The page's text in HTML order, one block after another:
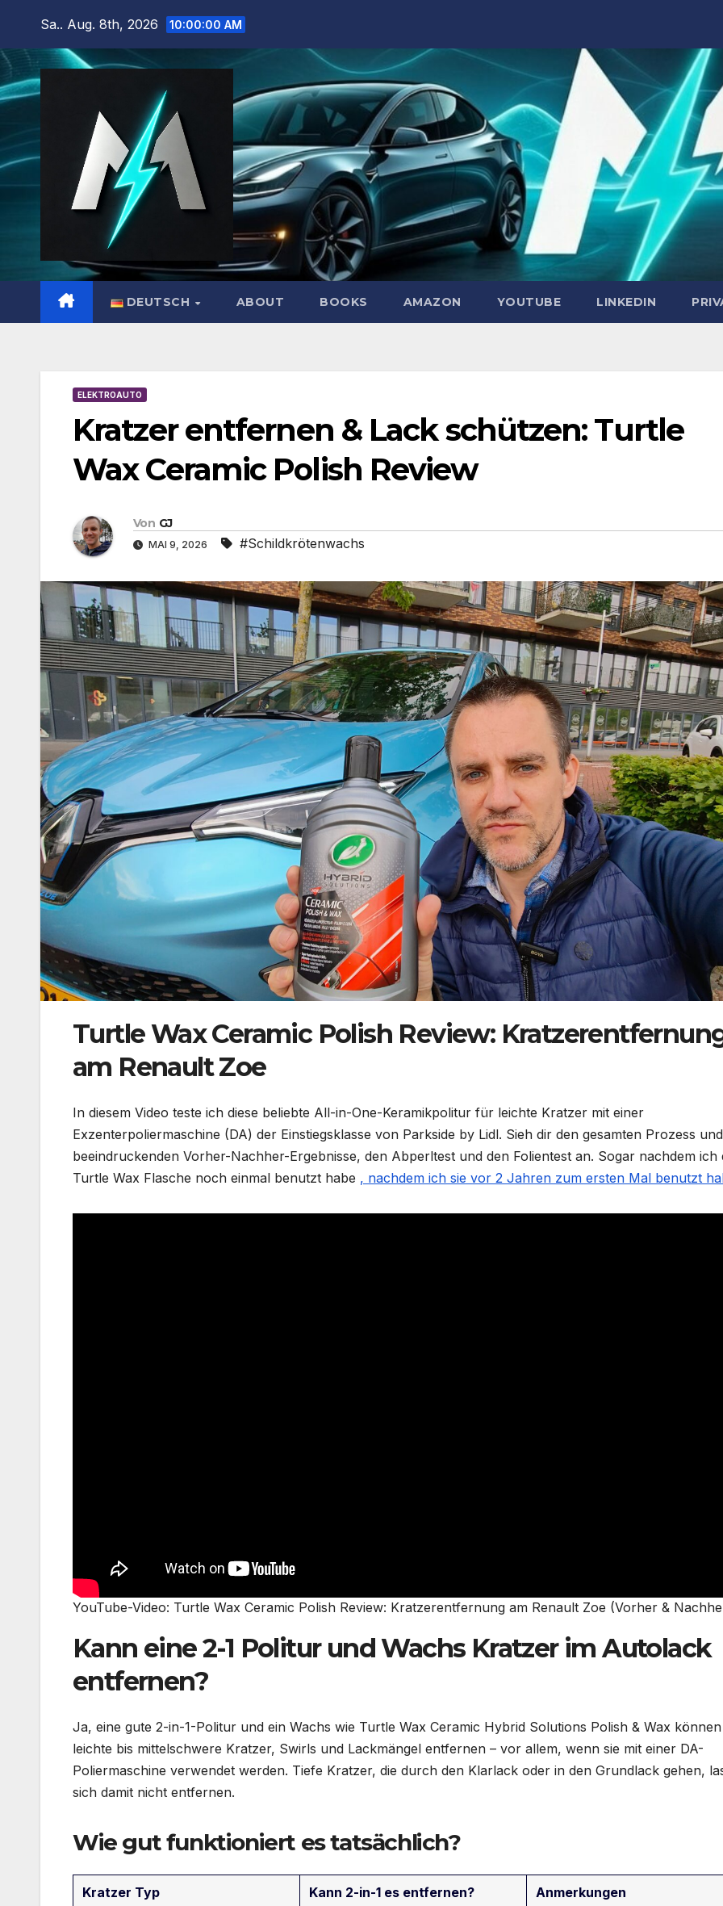
springen
Sa.. Aug. 8th, 2026 10:00:02 AM
DEUTSCH ABOUT BOOKS AMAZON YOUTUBE LINKEDIN
ELEKTROAUTO
Kratzer entfernen & Lack schützen: Turtle
Wax Ceramic Polish Review
Von GJ
MAI 9, 2026 #Schildkrötenwachs
Turtle Wax Ceramic Polish Review:
am Renault Zoe
In diesem Video teste ich diese beliebte All-in-One-Keramikpolitur für leichte Kratzer mit einer
Exzenterpoliermaschine (DA) der Einstiegsklasse von Parkside by Lidl. Sieh dir den gesamten Prozess
beeindruckenden Vorher-Nachher-Ergebnisse, den Abperltest und den Folientest an. Sogar nachdem ich
Turtle Wax Flasche noch einmal benutzt habe , nachdem ich sie vor 2 Jahren zum ersten Mal benutzt
YouTube-Video: Turtle Wax Ceramic Polish Review: Kratzerentfernung am Renault Zoe (Vorher &
Kann eine 2-1 Politur und Wachs Kratzer im Autolack
entfernen?
Ja, eine gute 2-in-1-Politur und ein Wachs wie Turtle Wax Ceramic Hybrid Solutions Polish & Wax können
leichte bis mittelschwere Kratzer, Swirls und Lackmängel entfernen – vor allem, wenn sie mit einer DA-
Poliermaschine verwendet werden. Tiefe Kratzer, die durch den Klarlack oder in den Grundlack gehen,
sich damit nicht entfernen.
Wie gut funktioniert es tatsächlich?
Kratzer Typ Kann 2-in-1 es entfernen? Anmerkungen